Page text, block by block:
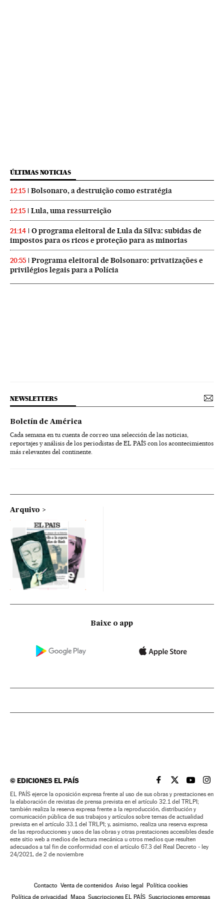
ÚLTIMAS NOTICIAS
12:15 Bolsonaro, a destruição como estratégia
12:15 Lula, uma ressurreição
21:14
O programa eleitoral de Lula da Silva: subidas de
impostos para os ricos e proteção para as minorias
20:55
Programa eleitoral de Bolsonaro: privatizações e
privilégios legais para a Polícia
NEWSLETTERS
Boletín de América
Cada semana en tu cuenta de correo una selección de las noticias,
reportajes y análisis de los periodistas de EL PAÍS con los acontecimientos
más relevantes del continente.
Arquivo
Baixe o app
©EDICIONES EL PAÍS EL PAÍS BRASIL EN
EL PAÍSEL PAÍS
EL
EL PAÍS ejerce la oposición expresa frente al uso de sus obras y prestaciones en
la elaboración de revistas de prensa prevista en el artículo 32.1 del TRLPI;
también realiza la reserva expresa frente a la reproducción, distribución y
comunicación pública de sus trabajos y artículos sobre temas de actualidad
prevista en el artículo 33.1 del TRLPI; y, asimismo, realiza una reserva expresa
de las reproducciones y usos de las obras y otras prestaciones accesibles desde
este sitio web a medios de lectura mecánica u otros medios que resulten
adecuados a tal fin de conformidad con el artículo 67.3 del Real Decreto - ley
24/2021, de 2 de noviembre
Contacto Venta de contenidos Aviso legal
Política cookies
Política de privacidad
Mapa Suscripciones EL PAÍS Suscripciones empresas